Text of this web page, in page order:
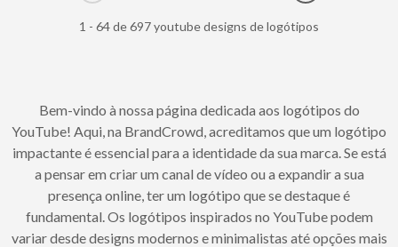
1 - 64 de 697 youtube designs de logótipos
Bem-vindo à nossa página dedicada aos logótipos do
YouTube! Aqui, na BrandCrowd, acreditamos que um logótipo
impactante é essencial para a identidade da sua marca. Se está
a pensar em criar um canal de vídeo ou a expandir a sua
presença online, ter um logótipo que se destaque é
fundamental. Os logótipos inspirados no YouTube podem
variar desde designs modernos e minimalistas até opções mais